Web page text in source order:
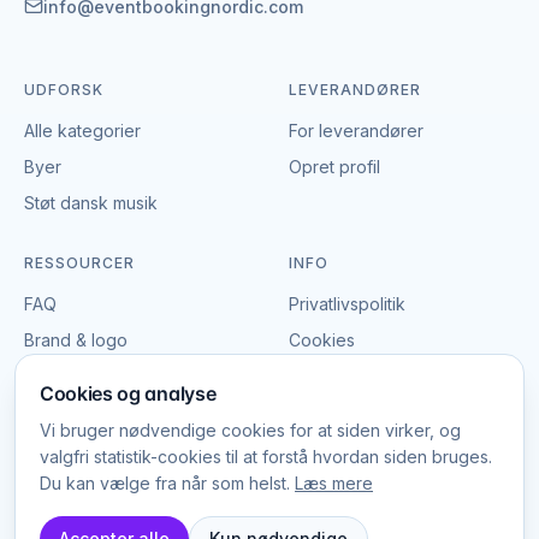
info@eventbookingnordic.com
UDFORSK
Alle kategorier
Byer
Støt dansk musik
LEVERANDØRER
For leverandører
Opret profil
RESSOURCER
FAQ
Brand & logo
INFO
Privatlivspolitik
Cookies
© EventBookingNordic 2026
Platform Labs ApS, CVR 45785025
Cookies og analyse
Vi bruger nødvendige cookies for at siden virker, og
valgfri statistik-cookies til at forstå hvordan siden bruges.
Du kan vælge fra når som helst. Læs mere